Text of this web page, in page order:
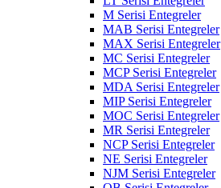
M Serisi Entegreler
MAB Serisi Entegreler
MAX Serisi Entegreler
MC Serisi Entegreler
MCP Serisi Entegreler
MDA Serisi Entegreler
MIP Serisi Entegreler
MOC Serisi Entegreler
MR Serisi Entegreler
NCP Serisi Entegreler
NE Serisi Entegreler
NJM Serisi Entegreler